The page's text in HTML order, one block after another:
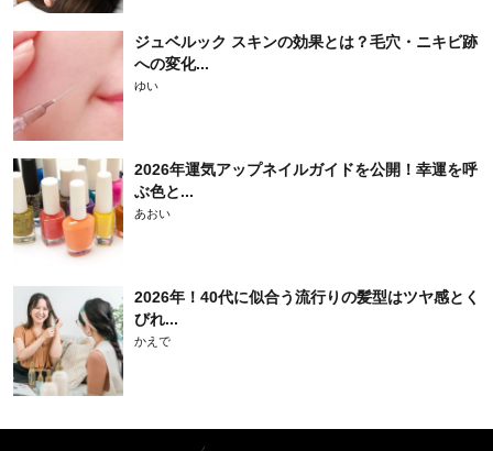
ジュベルック スキンの効果とは？毛穴・ニキビ跡
への変化...
ゆい
2026年運気アップネイルガイドを公開！幸運を呼
ぶ色と...
あおい
2026年！40代に似合う流行りの髪型はツヤ感とく
びれ...
かえで